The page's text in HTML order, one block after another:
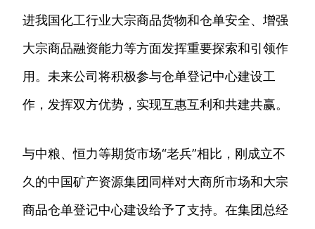
进我国化工行业大宗商品货物和仓单安全、增强
大宗商品融资能力等方面发挥重要探索和引领作
用。未来公司将积极参与仓单登记中心建设工
作，发挥双方优势，实现互惠互利和共建共赢。
与中粮、恒力等期货市场“老兵”相比，刚成立不
久的中国矿产资源集团同样对大商所市场和大宗
商品仓单登记中心建设给予了支持。在集团总经